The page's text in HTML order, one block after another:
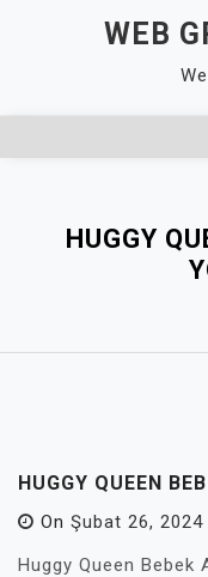
WEB
HUGGY
HUGGY QUEEN
On Şubat 26, 2024
Huggy Queen Bebek